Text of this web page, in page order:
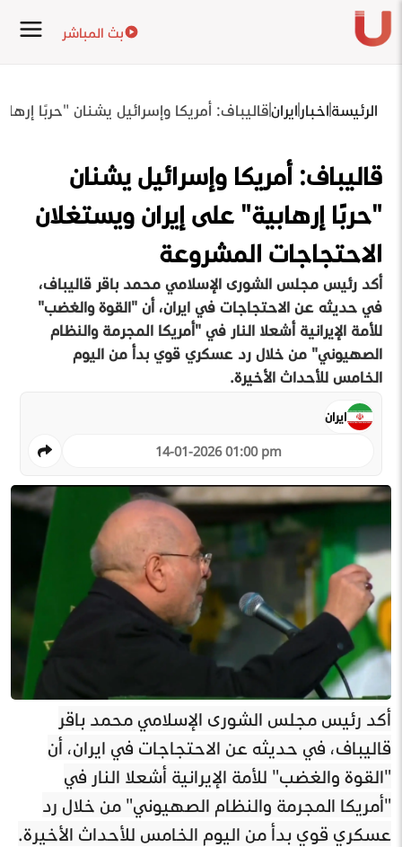
بث المباشر
الرئيسةاخبار ايرانقاليباف: أمريكا وإسرائيل يشنان "حربًا
قاليباف: أمريكا وإسرائيل يشنان
"حربًا إرهابية" على إيران ويستغلان
الاحتجاجات المشروعة
أكد رئيس مجلس الشورى الإسلامي محمد باقر قاليباف،
في حديثه عن الاحتجاجات في ايران، أن "القوة والغضب"
للأمة الإيرانية أشعلا النار في "أمريكا المجرمة والنظام
الصهيوني" من خلال رد عسكري قوي بدأ من اليوم
الخامس للأحداث الأخيرة.
14-01-2026 01:00 pm
ايران
أكد رئيس مجلس الشورى الإسلامي محمد باقر
قاليباف، في حديثه عن الاحتجاجات في ايران، أن
"القوة والغضب" للأمة الإيرانية أشعلا النار في
"أمريكا المجرمة والنظام الصهيوني" من خلال رد
عسكري قوي بدأ من اليوم الخامس للأحداث الأخيرة.